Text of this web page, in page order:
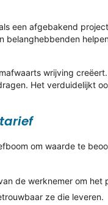
een afgebakend
wrijving
Het verduidelijkt
om waarde te
de werknemer om het
ze die leveren.